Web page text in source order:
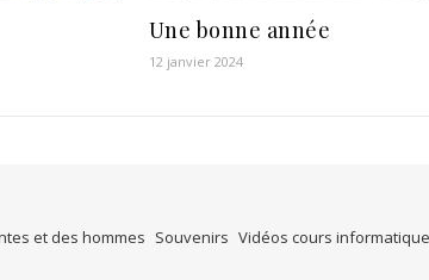
Une bonne année
12 janvier 2024
et des hommes Souvenirs Vidéos cours informatique